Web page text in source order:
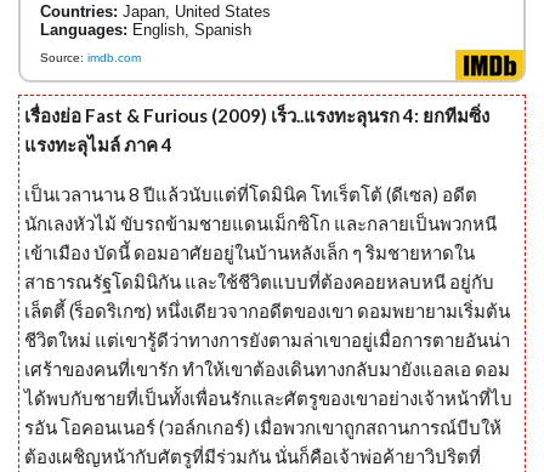
Countries: Japan, United States
Languages: English, Spanish
Source: imdb.com
เรื่องย่อ Fast & Furious (2009) เร็ว..แรงทะลุนรก 4: ยกทีมซิ่ง
แรงทะลุไมล์ ภาค 4
เป็นเวลานาน 8 ปีแล้วนับแต่ที่โดมินิค โทเร็ตโต้ (ดีเซล) อดีต
นักเลงหัวไม้ ขับรถข้ามชายแดนเม็กซิโก และกลายเป็นพวกหนี
เข้าเมือง บัดนี้ ดอมอาศัยอยู่ในบ้านหลังเล็ก ๆ ริมชายหาดใน
สาธารณรัฐโดมินิกัน และใช้ชีวิตแบบที่ต้องคอยหลบหนี อยู่กับ
เล็ตตี้ (ร็อดริเกซ) หนึ่งเดียวจากอดีตของเขา ดอมพยายามเริ่มต้น
ชีวิตใหม่ แต่เขารู้ดีว่าทางการยังตามล่าเขาอยู่เมื่อการตายอันน่า
เศร้าของคนที่เขารัก ทำให้เขาต้องเดินทางกลับมายังแอลเอ ดอม
ได้พบกับชายที่เป็นทั้งเพื่อนรักและศัตรูของเขาอย่างเจ้าหน้าที่ไบ
รอัน โอคอนเนอร์ (วอล์กเกอร์) เมื่อพวกเขาถูกสถานการณ์บีบให้
ต้องเผชิญหน้ากับศัตรูที่มีร่วมกัน นั่นก็คือเจ้าพ่อค้ายาวิปริตที่